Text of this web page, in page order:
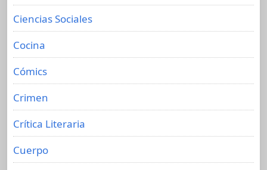
Ciencias Sociales
Cocina
Cómics
Crimen
Crítica Literaria
Cuerpo